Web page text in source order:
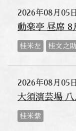
2026年08月05日
動楽亭 昼席 8
桂米左 桂文之助
2026年08月05日
大須演芸場 八
桂米紫